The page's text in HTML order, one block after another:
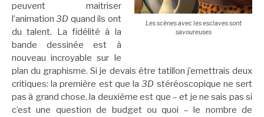
Les scènes avec les esclaves sont
savoureuses
peuvent maitriser
l’animation3D quand ils ont
du talent. La fidélité à la
bande dessinée est à
nouveau incroyable sur le
plan du graphisme. Si je devais être tatillon j’emettrais deux
critiques: la première est que la3D stéréoscopique ne sert
pas à grand chose, la deuxième est que – et je ne sais pas si
c’est une question de budget ou quoi – le nombre de